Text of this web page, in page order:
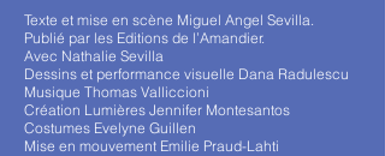
Texte et mise en scène Miguel Angel Sevilla.
Publié par les Editions de l’Amandier.
Avec Nathalie Sevilla
Dessins et performance visuelle Dana Radulescu
Musique Thomas Valliccioni
Création Lumières Jennifer Montesantos
Costumes Evelyne Guillen
Mise en mouvement Emilie Praud-Lahti